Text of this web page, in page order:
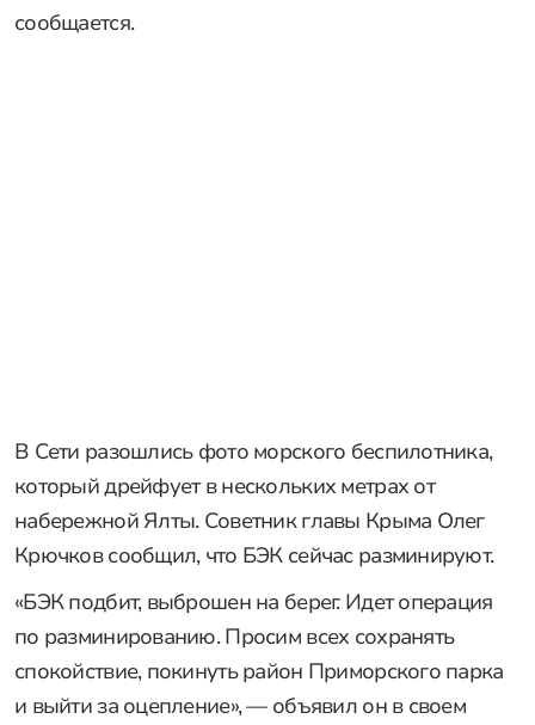
сообщается.
В Сети разошлись фото морского беспилотника,
который дрейфует в нескольких метрах от
набережной Ялты. Советник главы Крыма Олег
Крючков сообщил, что БЭК сейчас разминируют.
«БЭК подбит, выброшен на берег. Идет операция
по разминированию. Просим всех сохранять
спокойствие, покинуть район Приморского парка
и выйти за оцепление», — объявил он в своем